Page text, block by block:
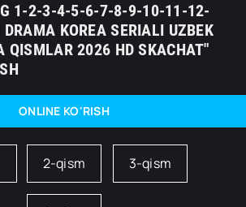
1-2-3-4-5-6-7-8-9-10-11-12-
KOREA SERIALI UZBEK
QISMLAR 2026 HD SKACHAT"
ONLINE KO'RISH
2-qism 3-qism